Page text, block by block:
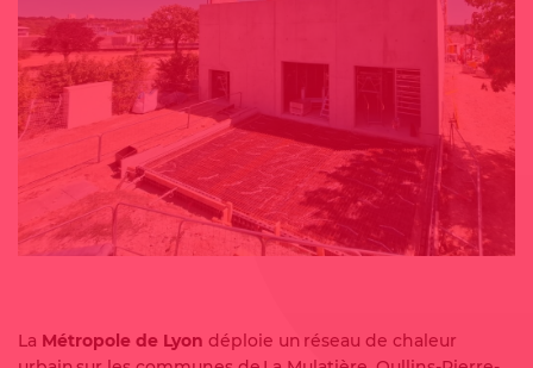
La Métropole de Lyon déploie un réseau de chaleur